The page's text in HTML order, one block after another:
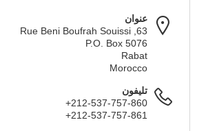
عنوان
63, Rue Beni Boufrah Souissi
P.O. Box 5076
Rabat
Morocco
تليفون
+212-537-757-860
+212-537-757-861